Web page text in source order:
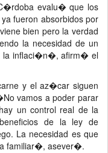
evalu� que los
fueron absorbidos por
bien pero la verdad
la necesidad de un
la inflaci�n�, afirm� el
y el az�car siguen
vamos a poder parar
un control real de la
de la ley de
La necesidad es que
familiar�, asever�.